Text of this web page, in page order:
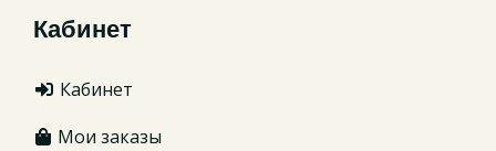
Кабинет
Кабинет
Мои заказы